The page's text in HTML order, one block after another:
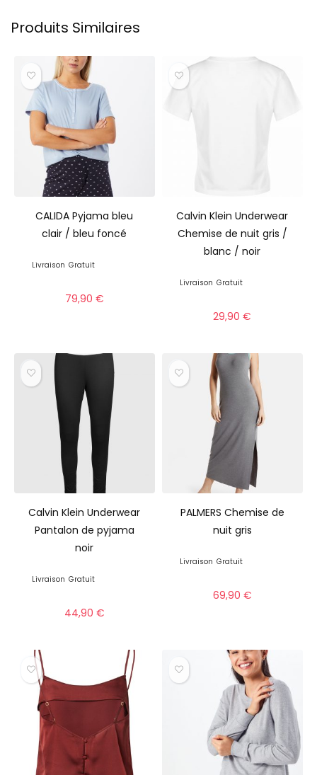
Produits Similaires
CALIDA Pyjama bleu
clair / bleu foncé
Livraison Gratuit
79,90 €
Calvin Klein Underwear
Chemise de nuit gris /
blanc / noir
Livraison Gratuit
29,90€
Calvin Klein Underwear
Pantalon de pyjama
noir
Livraison Gratuit
44,90 €
PALMERS Chemise de
nuit gris
Livraison Gratuit
69,90 €